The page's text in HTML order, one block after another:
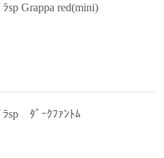
ﾗsp Grappa red(mini)
ﾗsp ﾀﾞｰｸﾌｧﾝﾄﾑ